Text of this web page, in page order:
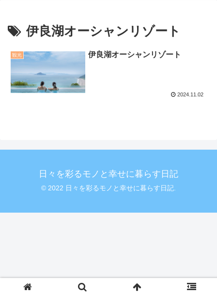
伊良湖オーシャンリゾート
観光 伊良湖オーシャンリゾート
2024.11.02
日々を彩るモノと幸せに暮らす日記
© 2022 日々を彩るモノと幸せに暮らす日記.